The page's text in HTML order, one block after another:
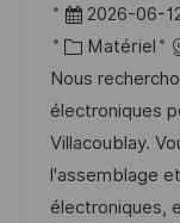
s
o
c
a
l
i
s
a
D
a
t
e
d
’
a
2026-06-
C
a
t
é
g
o
Matériel
Nous
électroniques
Villacoublay.
l'assemblage
électroniques,